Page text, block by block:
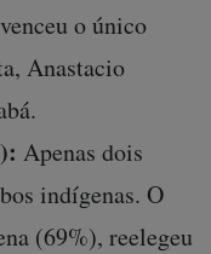
o único
Anastacio
Apenas dois
indígenas. O
(69%), reelegeu